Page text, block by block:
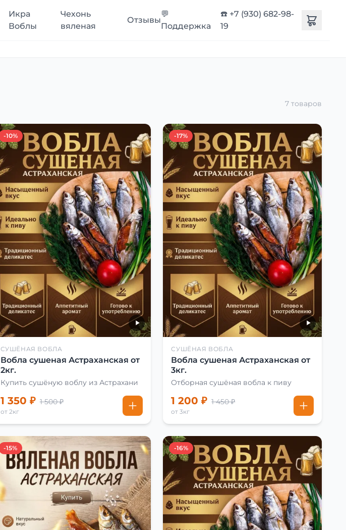
Икра
Воблы
Чехонь
вяленая
Отзывы
💬
Поддержка
☎️ +7 (930) 682-98-
19
7 товаров
-10%
СУШЁНАЯ ВОБЛА
Вобла сушеная Астраханская от
2кг.
Купить сушёную воблу из Астрахани
1 350 ₽ 1 500 ₽
от 2кг
-17%
СУШЁНАЯ ВОБЛА
Вобла сушеная Астраханская от
3кг.
Отборная сушёная вобла к пиву
1 200 ₽ 1 450 ₽
от 3кг
-15% -16%